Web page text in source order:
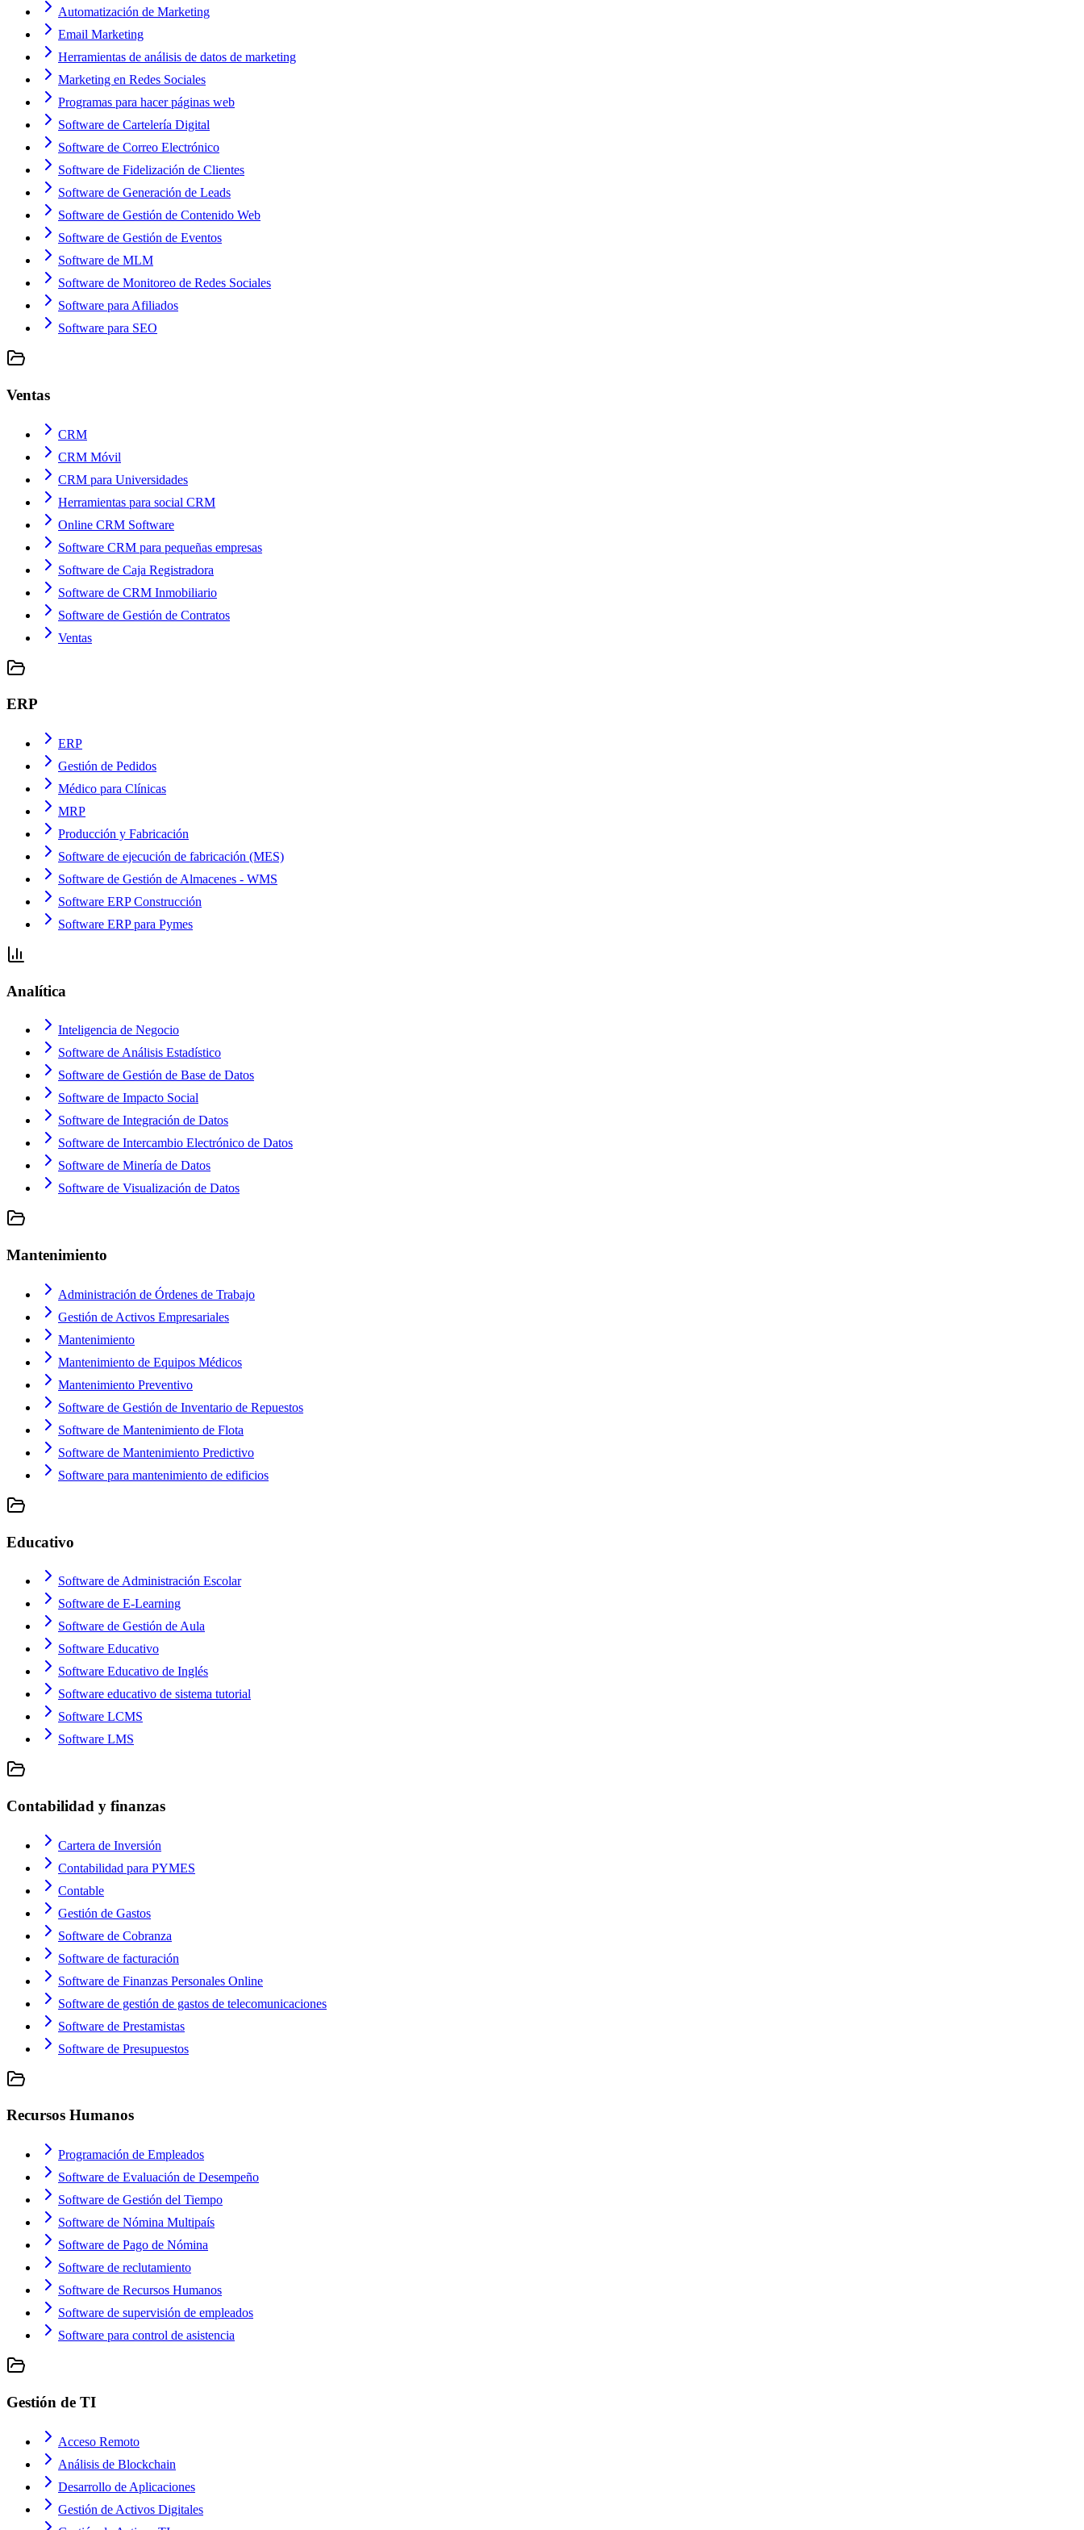
Automatización de Marketing
Email Marketing
Herramientas de análisis de datos de marketing
Marketing en Redes Sociales
Programas para hacer páginas web
Software de Cartelería Digital
Software de Correo Electrónico
Software de Fidelización de Clientes
Software de Generación de Leads
Software de Gestión de Contenido Web
Software de Gestión de Eventos
Software de MLM
Software de Monitoreo de Redes Sociales
Software para Afiliados
Software para SEO
Ventas
CRM
CRM Móvil
CRM para Universidades
Herramientas para social CRM
Online CRM Software
Software CRM para pequeñas empresas
Software de Caja Registradora
Software de CRM Inmobiliario
Software de Gestión de Contratos
Ventas
ERP
ERP
Gestión de Pedidos
Médico para Clínicas
MRP
Producción y Fabricación
Software de ejecución de fabricación (MES)
Software de Gestión de Almacenes - WMS
Software ERP Construcción
Software ERP para Pymes
Analítica
Inteligencia de Negocio
Software de Análisis Estadístico
Software de Gestión de Base de Datos
Software de Impacto Social
Software de Integración de Datos
Software de Intercambio Electrónico de Datos
Software de Minería de Datos
Software de Visualización de Datos
Mantenimiento
Administración de Órdenes de Trabajo
Gestión de Activos Empresariales
Mantenimiento
Mantenimiento de Equipos Médicos
Mantenimiento Preventivo
Software de Gestión de Inventario de Repuestos
Software de Mantenimiento de Flota
Software de Mantenimiento Predictivo
Software para mantenimiento de edificios
Educativo
Software de Administración Escolar
Software de E-Learning
Software de Gestión de Aula
Software Educativo
Software Educativo de Inglés
Software educativo de sistema tutorial
Software LCMS
Software LMS
Contabilidad y finanzas
Cartera de Inversión
Contabilidad para PYMES
Contable
Gestión de Gastos
Software de Cobranza
Software de facturación
Software de Finanzas Personales Online
Software de gestión de gastos de telecomunicaciones
Software de Prestamistas
Software de Presupuestos
Recursos Humanos
Programación de Empleados
Software de Evaluación de Desempeño
Software de Gestión del Tiempo
Software de Nómina Multipaís
Software de Pago de Nómina
Software de reclutamiento
Software de Recursos Humanos
Software de supervisión de empleados
Software para control de asistencia
Gestión de TI
Acceso Remoto
Análisis de Blockchain
Desarrollo de Aplicaciones
Gestión de Activos Digitales